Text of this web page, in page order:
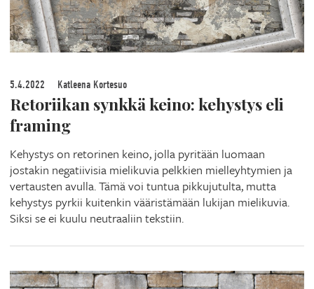
5.4.2022 Katleena Kortesuo
Retoriikan synkkä keino: kehystys eli
framing
Kehystys on retorinen keino, jolla pyritään luomaan
jostakin negatiivisia mielikuvia pelkkien mielleyhtymien ja
vertausten avulla. Tämä voi tuntua pikkujutulta, mutta
kehystys pyrkii kuitenkin vääristämään lukijan mielikuvia.
Siksi se ei kuulu neutraaliin tekstiin.